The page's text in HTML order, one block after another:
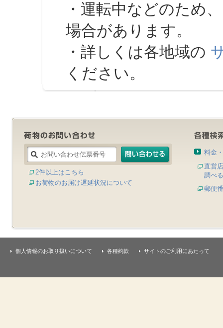
・運転中などのため
場合があります。
・詳しくは各地域の
ください。
2件以上はこちら
お荷物のお届け遅延状況について
料金
直営
調べる
郵便
個人情報のお取り扱いについて 各種約款 サイトのご利用にあたって